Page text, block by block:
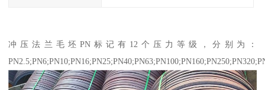
冲压法兰毛坯PN标记有12个压力等级，分别为：